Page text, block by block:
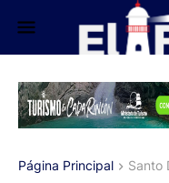
Página Principal Santo